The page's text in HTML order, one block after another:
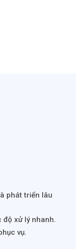
phát triển lâu
độ xử lý nhanh.
vụ.